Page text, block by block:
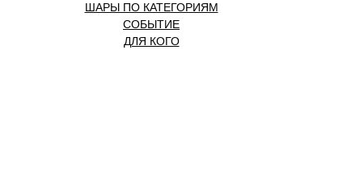
ШАРЫ ПО КАТЕГОРИЯМ
СОБЫТИЕ
ДЛЯ КОГО